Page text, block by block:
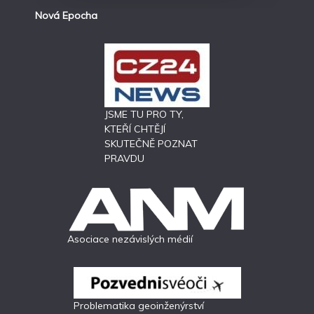
Nová Epocha
JSME TU PRO TY,
KTEŘÍ CHTĚJÍ
SKUTEČNĚ POZNAT
PRAVDU
Asociace nezávislých médií
Problematika geoinženýrství